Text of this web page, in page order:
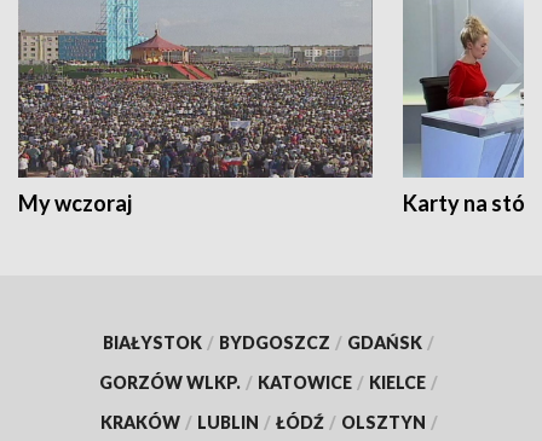
My wczoraj Karty na
BIAŁYSTOK / BYDGOSZCZ / GDAŃSK /
GORZÓW WLKP. / KATOWICE / KIELCE /
KRAKÓW / LUBLIN / ŁÓDŹ / OLSZTYN /